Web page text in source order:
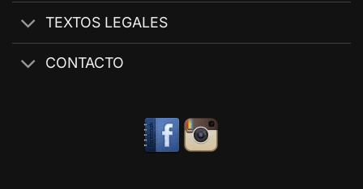
TEXTOS LEGALES
CONTACTO